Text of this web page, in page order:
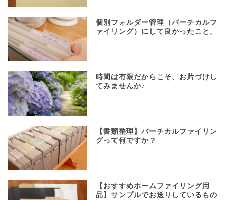
個別フォルダー管理（バーチカルフ
ァイリング）にして良かったこと。
時間は有限だからこそ、お片づけし
てみませんか♪
【書類整理】バーチカルファイリン
グって何ですか？
【おすすめホームファイリング用
品】サンプルでお送りしているもの